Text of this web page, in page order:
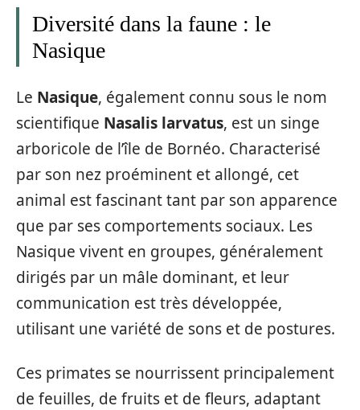
Diversité dans la faune : le
Nasique
Le Nasique, également connu sous le nom
scientifique Nasalis larvatus, est un singe
arboricole de l’île de Bornéo. Characterisé
par son nez proéminent et allongé, cet
animal est fascinant tant par son apparence
que par ses comportements sociaux. Les
Nasique vivent en groupes, généralement
dirigés par un mâle dominant, et leur
communication est très développée,
utilisant une variété de sons et de postures.
Ces primates se nourrissent principalement
de feuilles, de fruits et de fleurs, adaptant